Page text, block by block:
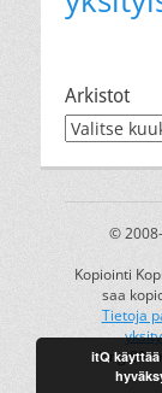
Arkistot
Arkistot
©
Kopiointi
saa
Tietoja
kingi89
itQ